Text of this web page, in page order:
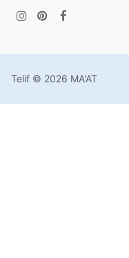
Telif © 2026 MA'AT